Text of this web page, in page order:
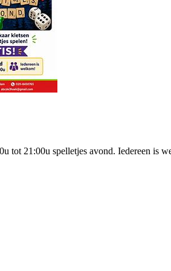
tot 21:00u spelletjes avond. Iedereen is